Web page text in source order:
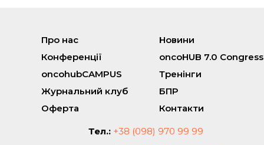
Про нас
Новини
Конференції
oncoHUB 7.0 Congress
oncohubCAMPUS
Тренінги
Журнальний клуб
БПР
Оферта
Контакти
Тел.: +38 (098) 970 99 99